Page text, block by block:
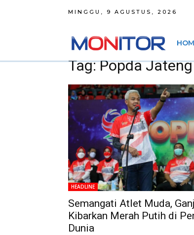
MINGGU, 9 AGUSTUS, 2026
Tag: Popda
HEADLINE
Semangati Atlet Muda,
Kibarkan Merah Putih di
Dunia